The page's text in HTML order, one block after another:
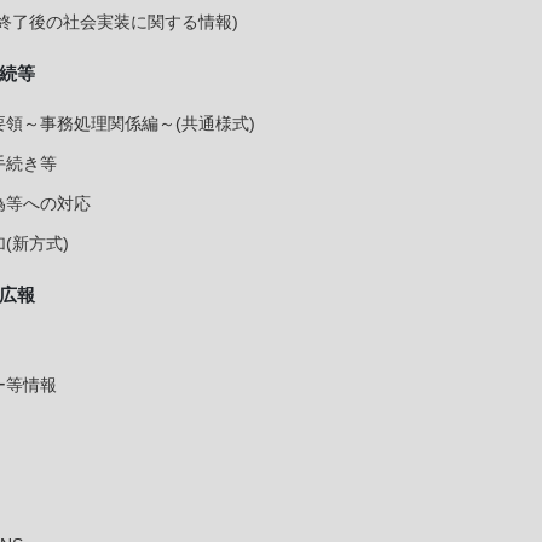
了後の社会実装に関する情報)
等
～事務処理関係編～(共通様式)
続き等
等への対応
(新方式)
報
等情報